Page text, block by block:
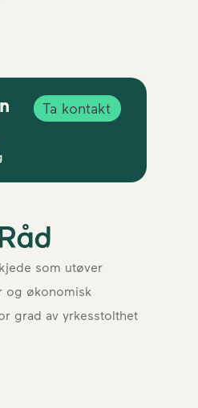
Ta kontakt
som utøver
og økonomisk
grad av yrkesstolthet